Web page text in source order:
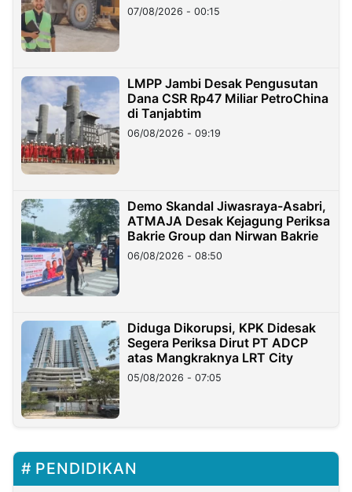
07/08/2026 - 00:15
LMPP Jambi Desak Pengusutan
Dana CSR Rp47 Miliar PetroChina
di Tanjabtim
06/08/2026 - 09:19
Demo Skandal Jiwasraya-Asabri,
ATMAJA Desak Kejagung Periksa
Bakrie Group dan Nirwan Bakrie
06/08/2026 - 08:50
Diduga Dikorupsi, KPK Didesak
Segera Periksa Dirut PT ADCP
atas Mangkraknya LRT City
05/08/2026 - 07:05
PENDIDIKAN